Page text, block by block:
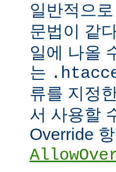
일반적으로
문법이 같
일에 나올
는
류를 지정
서 사용할
Override